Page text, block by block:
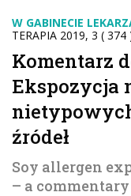
W GABINECIE
TERAPIA 2019, 3 (
Komentarz
Ekspozycja
źródeł
Soy allergen
– a commentary